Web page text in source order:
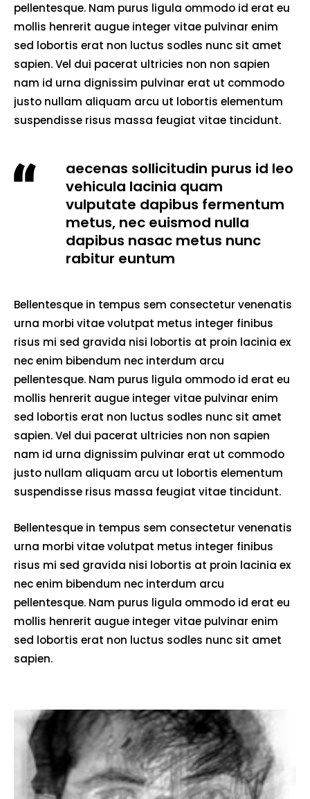
pellentesque. Nam purus ligula ommodo id erat eu
mollis henrerit augue integer vitae pulvinar enim
sed lobortis erat non luctus sodles nunc sit amet
sapien. Vel dui pacerat ultricies non non sapien
nam id urna dignissim pulvinar erat ut commodo
justo nullam aliquam arcu ut lobortis elementum
suspendisse risus massa feugiat vitae tincidunt.
aecenas sollicitudin purus id leo
vehicula lacinia quam
vulputate dapibus fermentum
metus, nec euismod nulla
dapibus nasac metus nunc
rabitur euntum
Bellentesque in tempus sem consectetur venenatis
urna morbi vitae volutpat metus integer finibus
risus mi sed gravida nisi lobortis at proin lacinia ex
nec enim bibendum nec interdum arcu
pellentesque. Nam purus ligula ommodo id erat eu
mollis henrerit augue integer vitae pulvinar enim
sed lobortis erat non luctus sodles nunc sit amet
sapien. Vel dui pacerat ultricies non non sapien
nam id urna dignissim pulvinar erat ut commodo
justo nullam aliquam arcu ut lobortis elementum
suspendisse risus massa feugiat vitae tincidunt.
Bellentesque in tempus sem consectetur venenatis
urna morbi vitae volutpat metus integer finibus
risus mi sed gravida nisi lobortis at proin lacinia ex
nec enim bibendum nec interdum arcu
pellentesque. Nam purus ligula ommodo id erat eu
mollis henrerit augue integer vitae pulvinar enim
sed lobortis erat non luctus sodles nunc sit amet
sapien.